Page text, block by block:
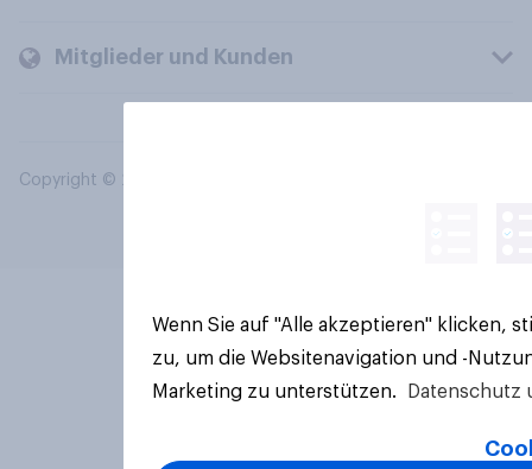
Mitglieder und Kunden
Copyright © 2026 YouGov PLC. Alle Rechte vorbehalten.
Wenn Sie auf "Alle akzeptieren" klicken,
zu, um die Websitenavigation und -
Marketing zu unterstützen.
Datenschutz